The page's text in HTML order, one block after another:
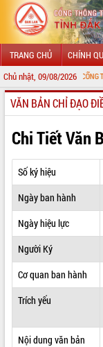
TRANG CHỦ CHÍNH
Chủ nhật, 09/08/2026
ĐẾN VỚI CỔNG THÔNG TIN
GIỚI THIỆU
LÃNH ĐẠO UBND TỈNH
TIN TỨC SỰ KIỆN
SỞ, BAN, NGÀNH
THÔNG TIN CHỈ ĐẠO ĐIỀU
HỆ THỐNG VĂN BẢN
VĂN BẢN HĐND TỈNH
ĐIỂM TIN VĂN BẢN
VĂN BẢN CHỈ ĐẠO
Chi Tiết Văn
Số ký hiệu
Ngày ban hành
Ngày hiệu lực
Người Ký
Cơ quan ban hành
Trích yếu
Nội dung văn bản